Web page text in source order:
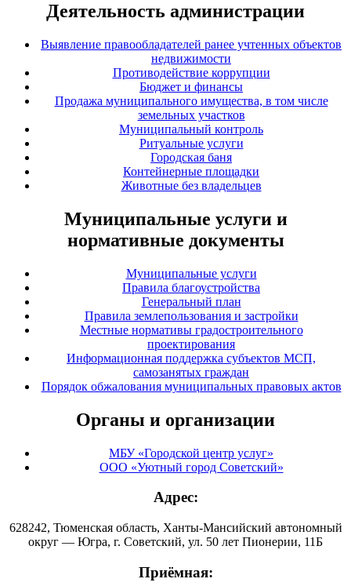
Деятельность администрации
Выявление правообладателей ранее учтенных объектов
недвижимости
Противодействие коррупции
Бюджет и финансы
Продажа муниципального имущества, в том числе
земельных участков
Муниципальный контроль
Ритуальные услуги
Городская баня
Контейнерные площадки
Животные без владельцев
Муниципальные услуги и
нормативные документы
Муниципальные услуги
Правила благоустройства
Генеральный план
Правила землепользования и застройки
Местные нормативы градостроительного
проектирования
Информационная поддержка субъектов МСП,
самозанятых граждан
Порядок обжалования муниципальных правовых актов
Органы и организации
МБУ «Городской центр услуг»
ООО «Уютный город Советский»
Адрес:
628242, Тюменская область, Ханты-Мансийский автономный
округ — Югра, г. Советский, ул. 50 лет Пионерии, 11Б
Приёмная: